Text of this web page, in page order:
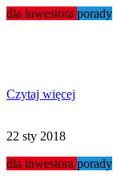
dla inwestora porady
Czytaj więcej
22 sty 2018
dla inwestora porady